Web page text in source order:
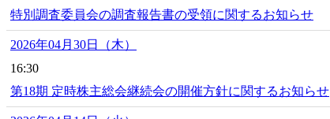
特別調査委員会の調査報告書の受領に関するお知らせ
2026年04月30日（木）
16:30
第18期 定時株主総会継続会の開催方針に関するお知らせ